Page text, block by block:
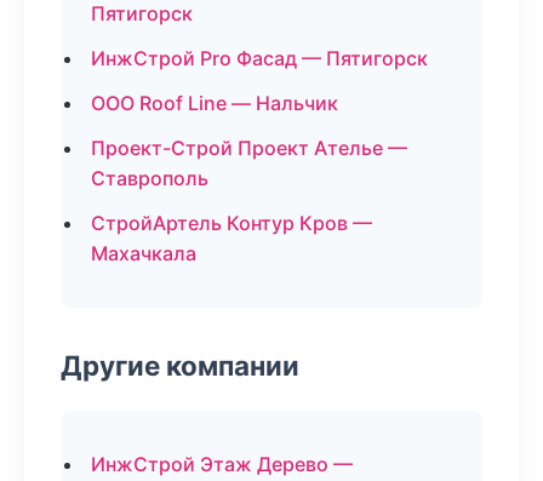
Пятигорск
ИнжСтрой Pro Фасад — Пятигорск
ООО Roof Line — Нальчик
Проект-Строй Проект Ателье —
Ставрополь
СтройАртель Контур Кров —
Махачкала
Другие компании
ИнжСтрой Этаж Дерево —